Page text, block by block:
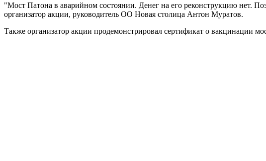
"Мост Патона в аварийном состоянии. Денег на его реконструкцию нет.
организатор акции, руководитель ОО Новая столица Антон Муратов.
Также организатор акции продемонстрировал сертификат о вакцинации